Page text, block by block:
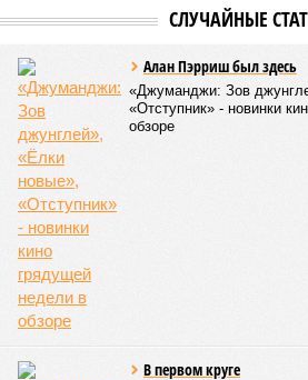
В общем, недаром события 1931-го
месте в списке самых
пострадавших в тот год достигло 53
погибших, по некоторым оценкам,
Впрочем, для Китая подобное не в
1887 года вода прорвала
Хуанхэ и быстро залила почти весь
как местность там довольно
встречал препятствий на своём
целые города. Водой залило 130 тыс.
километров (а это больше
Кировской областей), 2 млн человек
ещё столько же погибли в результате
катастрофой пандемии.
Третье место по кровожадности в